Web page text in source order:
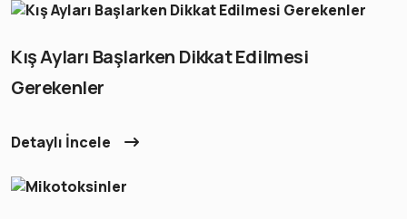
Kış Ayları Başlarken Dikkat Edilmesi
Gerekenler
Detaylı İncele